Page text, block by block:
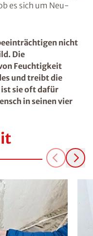
es sich um Neu-
nicht
Die
Feuchtigkeit
und treibt die
ist sie oft dafür
in seinen vier